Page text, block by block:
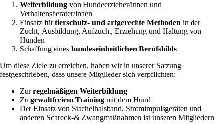
Weiterbildung von Hundeerzieher/innen und
Verhaltensberater/innen
Einsatz fürtierschutz- und artgerechte Methoden in der
Zucht, Ausbildung, Aufzucht, Erziehung und Haltung von
Hunden
Schaffung eines bundeseinheitlichen Berufsbilds
Um diese Ziele zu erreichen, haben wir in unserer Satzung
festgeschrieben, dass unsere Mitglieder sich verpflichten:
Zurregelmäßigen Weiterbildung
Zu gewaltfreiem Training mit dem Hund
Der Einsatz von Stachelhalsband, Stromimpulsgeräten und
anderen Schreck-& Zwangmaßnahmen ist unseren Mitgliedern